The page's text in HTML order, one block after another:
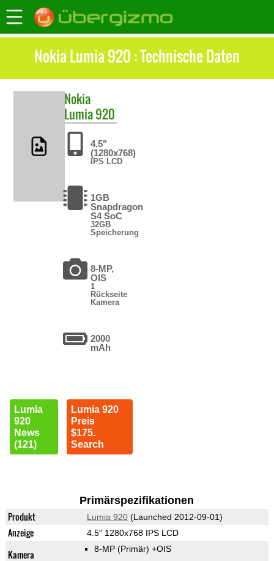
Nokia Lumia 920 : Technische Daten
Nokia
Lumia 920
4.5"
(1280x768)
IPS LCD
1GB
Snapdragon
S4 SoC
32GB
Speicherung
8-MP,
OIS
1
Rückseite
Kamera
2000
mAh
Lumia
920
News
(121)
Lumia 920
Preis
$175.
Search
Primärspezifikationen
Produkt Lumia 920(Launched 2012-09-01)
Anzeige 4.5" 1280x768 IPS LCD
Kamera 8-MP (Primär) +OIS